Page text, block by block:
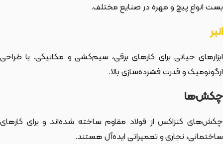
بست انواع پیچ و مهره در صنایع مختلف.
انبر
ابزارهای حیاتی برای کارهای برقی، سیم‌کشی و مکانیکی. با طراحی
ارگونومیک و قدرت فشرده‌سازی بالا.
چکش‌ها
چکش‌های کنزاکس از فولاد مقاوم ساخته شده‌اند و برای کارهای
ساختمانی، نجاری و تعمیراتی ایده‌آل هستند.